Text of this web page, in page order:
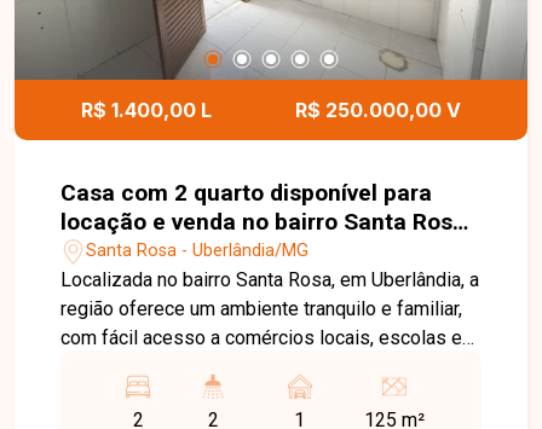
R$ 1.400,00 L R$ 250.000,00 V
Casa com 2 quarto disponível para
locação e venda no bairro Santa Rosa
em Uberlândia MG
Santa Rosa - Uberlândia/MG
Localizada no bairro Santa Rosa, em Uberlândia, a
região oferece um ambiente tranquilo e familiar,
com fácil acesso a comércios locais, escolas e
escolha para quem busca praticidade e boa
2 2 1 125 m²